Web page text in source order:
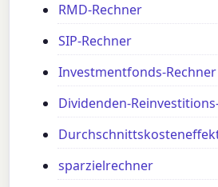
RMD-Rechner
SIP-Rechner
Investmentfonds-Rechner
Dividenden-
sparzielrechner